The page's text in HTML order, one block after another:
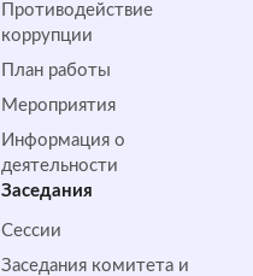
Противодействие
коррупции
План работы
Мероприятия
Информация о
деятельности
Заседания
Сессии
Заседания комитета и